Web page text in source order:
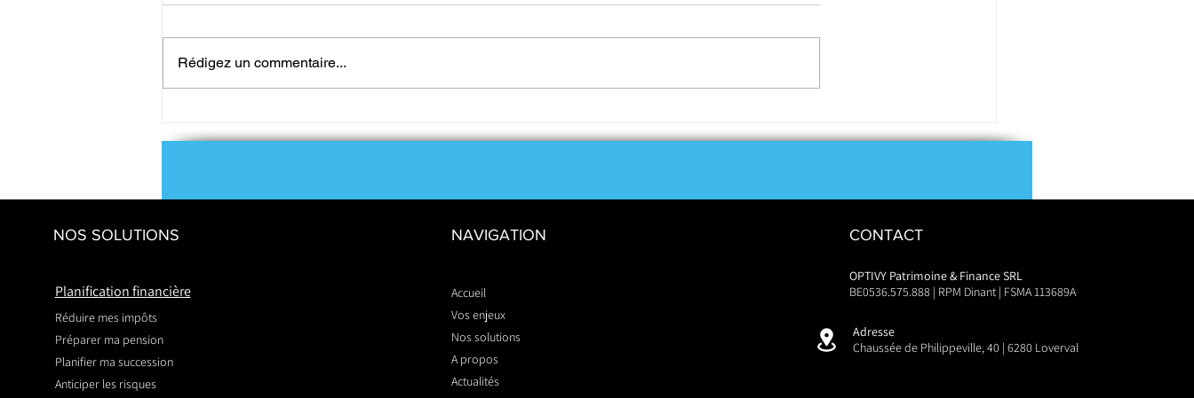
temps, un cadeau
Qu'est-ce que c'est ?
sa société : une bonne idée ?
Rédigez un commentaire...
NOS SOLUTIONS
Planification financière
Réduire mes impôts
Préparer ma pension
Planifier ma succession
Anticiper les risques
NAVIGATION
Accueil
Vos enjeux
Nos solutions
A propos
Actualités
CONTACT
OPTIVY Patrimoine & Finance SRL
BE0536.575.888 | RPM Dinant | FSMA 113689A
Adresse
Chaussée de Philippeville, 40 | 6280 Loverval